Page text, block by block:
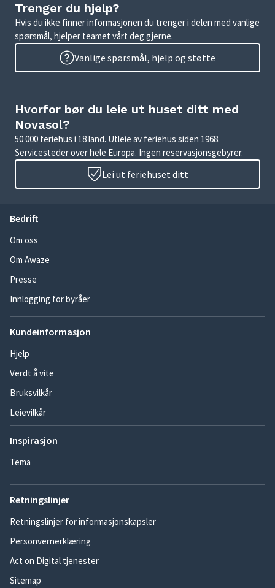
Trenger du hjelp?
Hvis du ikke finner informasjonen du trenger i delen med vanlige
spørsmål, hjelper teamet vårt deg gjerne.
Vanlige spørsmål, hjelp og støtte
Hvorfor bør du leie ut huset ditt med
Novasol?
50 000 feriehus i 18 land. Utleie av feriehus siden 1968.
Servicesteder over hele Europa. Ingen reservasjonsgebyrer.
Lei ut feriehuset ditt
Bedrift
Om oss
Om Awaze
Presse
Innlogging for byråer
Kundeinformasjon
Hjelp
Verdt å vite
Bruksvilkår
Leievilkår
Inspirasjon
Tema
Retningslinjer
Retningslinjer for informasjonskapsler
Personvernerklæring
Act on Digital tjenester
Sitemap